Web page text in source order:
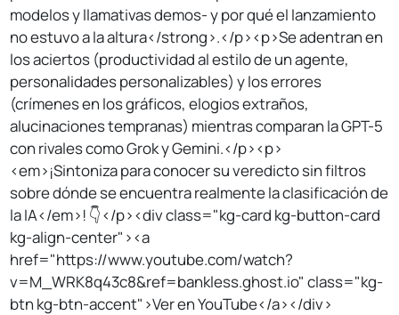
modelos y llamativas demos- y por qué el lanzamiento
no estuvo a la altura</strong>.</p><p>Se adentran en
los aciertos (productividad al estilo de un agente,
personalidades personalizables) y los errores
(crímenes en los gráficos, elogios extraños,
alucinaciones tempranas) mientras comparan la GPT-5
con rivales como Grok y Gemini.</p><p>
<em>¡Sintoniza para conocer su veredicto sin filtros
sobre dónde se encuentra realmente la clasificación de
la IA</em>! 👇</p><div class="kg-card kg-button-card
kg-align-center"><a
href="https://www.youtube.com/watch?
v=M_WRK8q43c8&ref=bankless.ghost.io" class="kg-
btn kg-btn-accent">Ver en YouTube</a></div>